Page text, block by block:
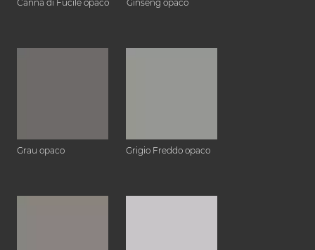
Canna di Fucile opaco Ginseng opaco
Grau opaco Grigio Freddo opaco